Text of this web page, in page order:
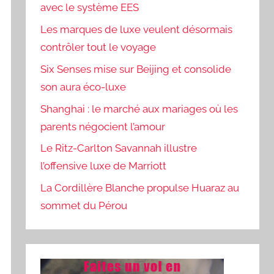
avec le système EES
Les marques de luxe veulent désormais
contrôler tout le voyage
Six Senses mise sur Beijing et consolide
son aura éco-luxe
Shanghai : le marché aux mariages où les
parents négocient l’amour
Le Ritz-Carlton Savannah illustre
l’offensive luxe de Marriott
La Cordillère Blanche propulse Huaraz au
sommet du Pérou